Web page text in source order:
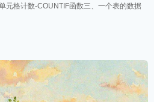
元格计数-COUNTIF函数三、一个表的数据